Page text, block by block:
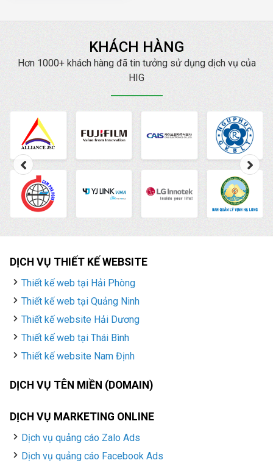
KHÁCH HÀNG
Hơn 1000+ khách hàng đã tin tưởng sử dụng dịch vụ của
HIG
DỊCH VỤ THIẾT KẾ WEBSITE
Thiết kế web tại Hải Phòng
Thiết kế web tại Quảng Ninh
Thiết kế website Hải Dương
Thiết kế web tại Thái Bình
Thiết kế website Nam Định
DỊCH VỤ TÊN MIỀN (DOMAIN)
DỊCH VỤ MARKETING ONLINE
Dịch vụ quảng cáo Zalo Ads
Dịch vụ quảng cáo Facebook Ads